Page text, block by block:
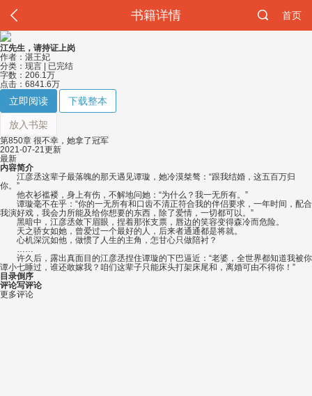
书籍详情 首页
江先生，请持证上岗
作者：湛王妃
分类：现言 | 已完结
字数：206.1万
点击：6841.6万
立即阅读 下载整本
放入书架
第850章 很不幸，她拿了冠军
2021-07-21更新
最新
内容简介
江彦丞这辈子最落魄的那天遇见谭璇，她冷漠桀骜：“跟我结婚，这五百万归
你。”
他衣衫褴褛，身上有伤，不解地问她：“为什么？我一无所有。”
谭璇毫不在乎：“你的一无所有和口齿不清正符合我的伴侣要求，一年时间，配合
我演好戏，我会力所能及给你想要的东西，除了爱情，一切都可以。”
黑暗中，江彦丞敛下眉眼，捏着那张支票，唇边的笑容变得森冷而危险。
天之骄女如她，曾爱过一个最好的人，后来者通通都是将就。
心机深沉如他，做惯了人生的主角，怎甘心只做陪衬？
……
许久后，露出真面目的江彦丞捏住谭璇的下巴逼近：“老婆，全世界都知道我被你
谭小七睡过，谁还敢嫁我？咱们这辈子只能床头打架床尾和，离婚可由不得你！”
目录倒序
评论写评论
更多评论